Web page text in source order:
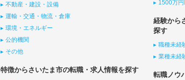
不動産・建設・設備
運輸・交通・物流・倉庫
環境・エネルギー
公的機関
その他
特徴からさいたま市の転職・求人情報を探す
1500万
経験から
探す
職種未経
業種未経
転職ノウ